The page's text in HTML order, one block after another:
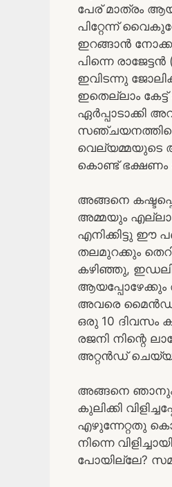
പേര് മാത്രം
പിറ്റേന്ന്
ഇറങ്ങാൻ
പിന്നെ
ഇവിടന്നു
ഇതെല്ലാം
ഏർപ്പാടാക്കി
വെല്യമ്മയുടെ
കൊണ്ട് ഭക്ഷണം
അങ്ങനെ
അമ്മയും
എനിക്കിട്ടു ഈ
തലമുറക്കും
കഴിഞ്ഞു,
ആയപ്പോഴേക്കും
അവരെ മൈൻഡ്
ഒരു 10 ദിവസം
രജനി നിന്റെ
അറ്റൻഡ്
അങ്ങനെ ഞാനും
കുലിക്കി
എഴുന്നേറ്റതു
നിന്നെ
പോയില്ലേ?